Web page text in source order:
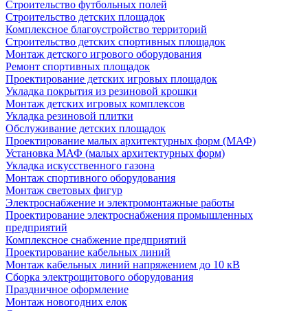
Строительство футбольных полей
Строительство детских площадок
Комплексное благоустройство территорий
Строительство детских спортивных площадок
Монтаж детского игрового оборудования
Ремонт спортивных площадок
Проектирование детских игровых площадок
Укладка покрытия из резиновой крошки
Монтаж детских игровых комплексов
Укладка резиновой плитки
Обслуживание детских площадок
Проектирование малых архитектурных форм (МАФ)
Установка МАФ (малых архитектурных форм)
Укладка искусственного газона
Монтаж спортивного оборудования
Монтаж световых фигур
Электроснабжение и электромонтажные работы
Проектирование электроснабжения промышленных
предприятий
Комплексное снабжение предприятий
Проектирование кабельных линий
Монтаж кабельных линий напряжением до 10 кВ
Сборка электрощитового оборудования
Праздничное оформление
Монтаж новогодних елок